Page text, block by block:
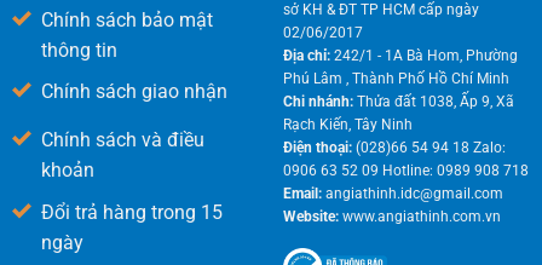
Chính sách bảo mật
thông tin
Chính sách giao nhận
Chính sách và điều
khoản
Đổi trả hàng trong 15
ngày
sở KH & ĐT TP HCM cấp ngày
02/06/2017
Địa chỉ:242/1 - 1A Bà Hom, Phường
Phú Lâm , Thành Phố Hồ Chí Minh
Chi nhánh: Thửa đất 1038, Ấp 9, Xã
Rạch Kiến, Tây Ninh
Điện thoại:(028)66 54 94 18 Zalo:
0906 63 52 09 Hotline: 0989 908 718
Email:angiathinh.idc@gmail.com
Website:www.angiathinh.com.vn